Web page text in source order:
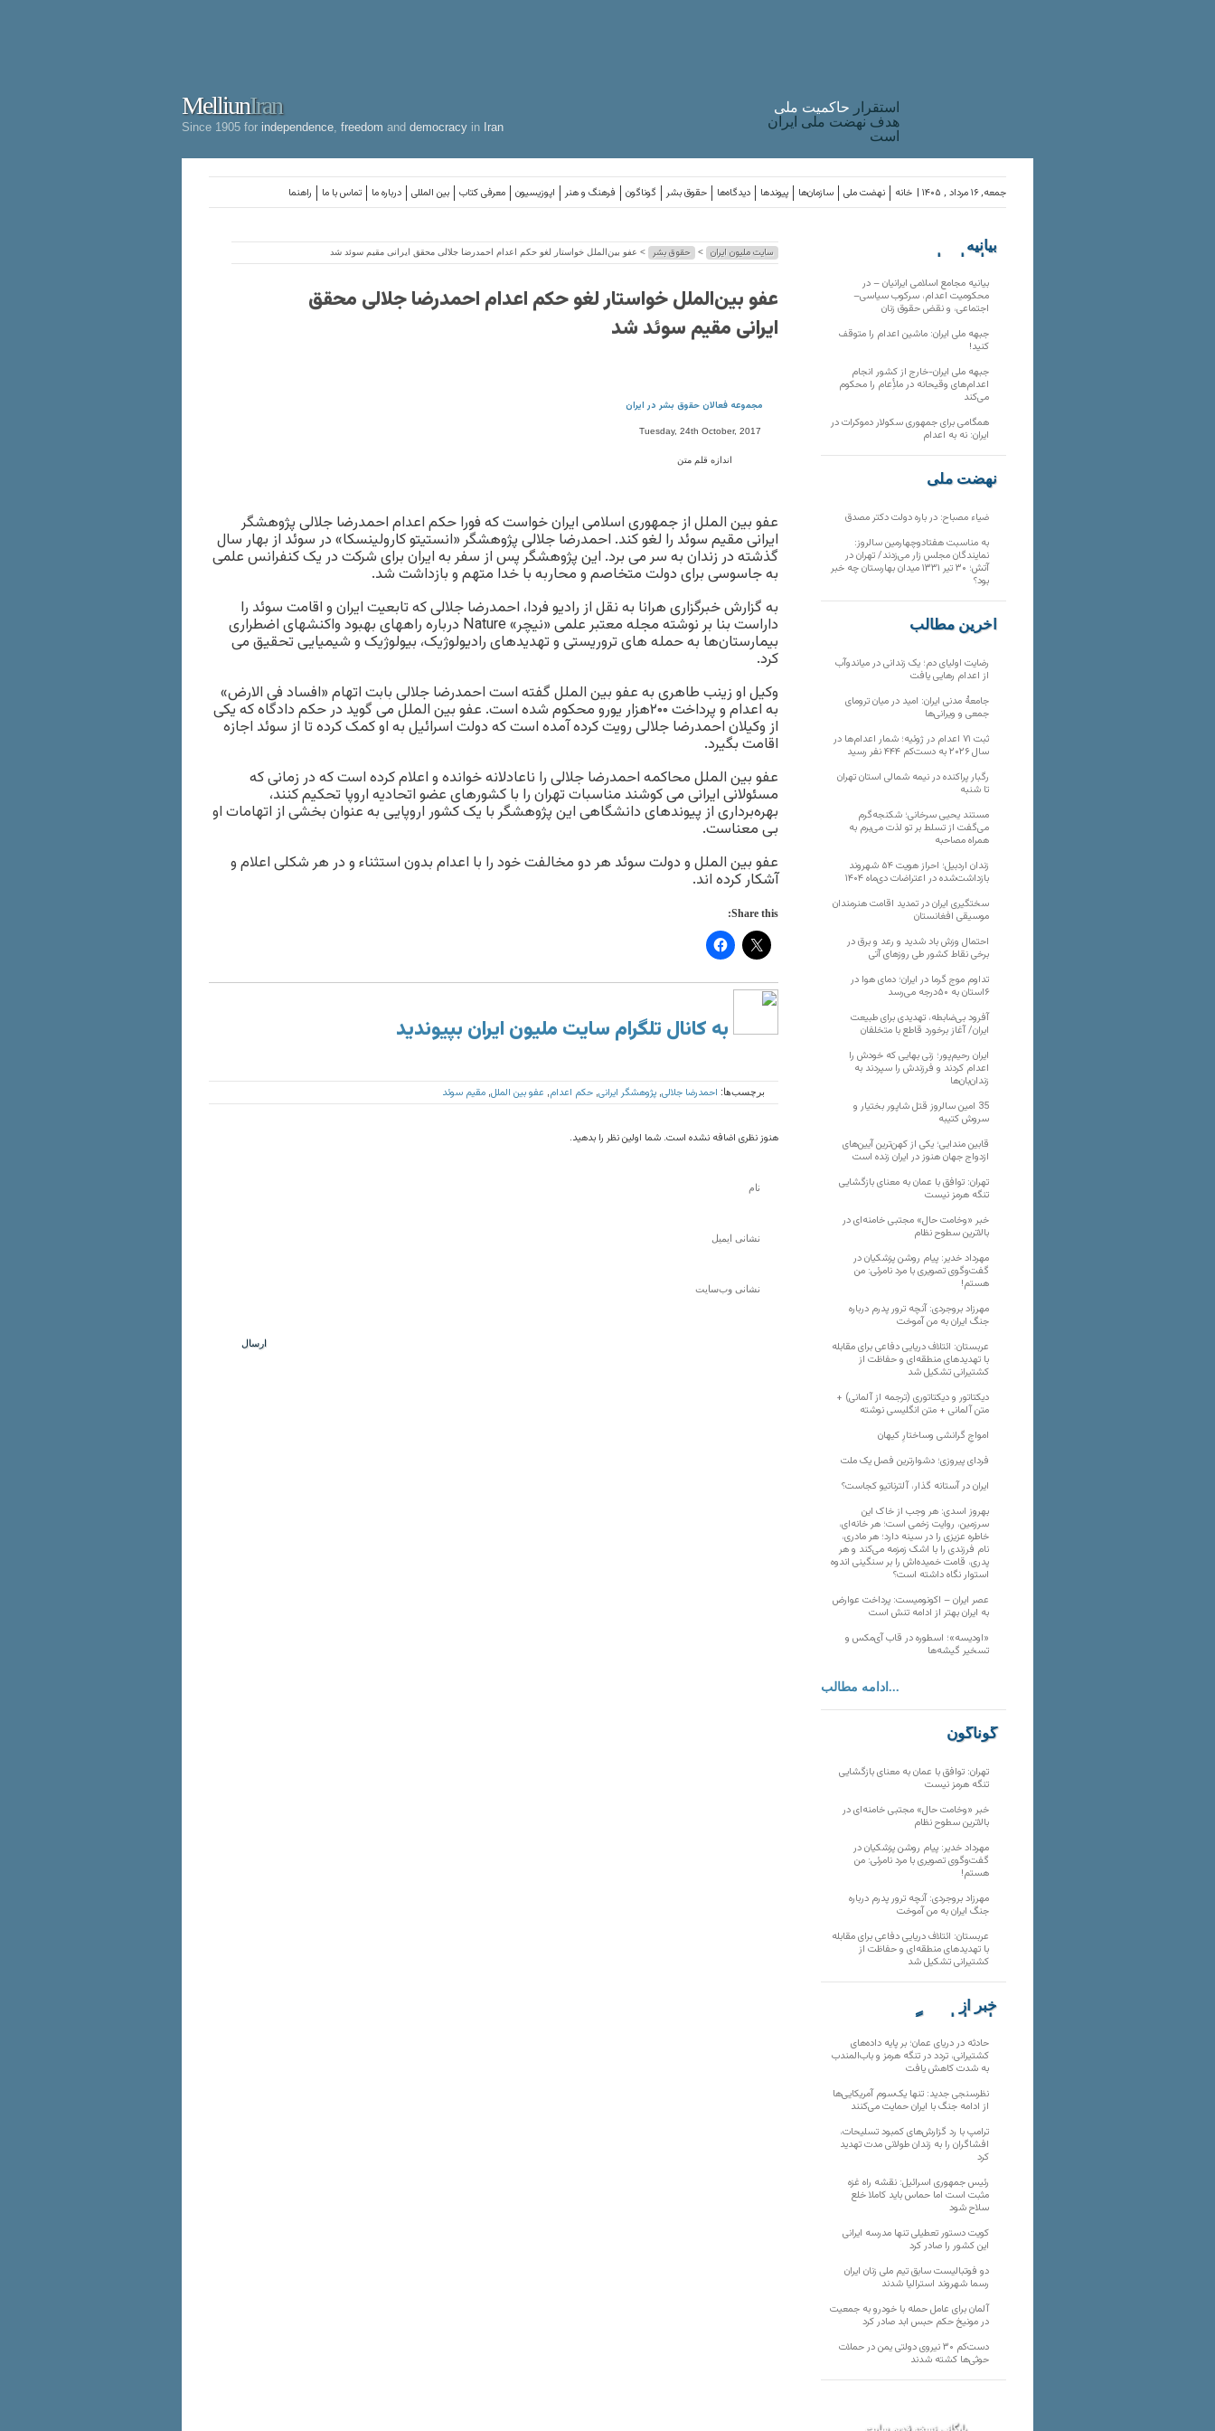
MelliunIran
Since 1905 for independence freedom and democracy in Iran
استقرار حاکميت ملی
هدف نهضت ملی ایران
است
راهنما تماس با ما درباره ما بین المللی معرفی کتاب اپوزیسیون فرهنگ و هنر گوناگون حقوق بشر دیدگاه‌ها پیوندها سازمان‌ها نهضت ملی خانه جمعه, ۱۶ مرداد , ۱۴۰۵ |
سایت ملیون ایران > حقوق بشر > عفو بین‌الملل خواستار لغو حکم اعدام احمدرضا جلالی محقق ایرانی مقیم سوئد شد
عفو بین‌الملل خواستار لغو حکم اعدام احمدرضا جلالی محقق
ایرانی مقیم سوئد شد
مجموعه فعالان حقوق بشر در ایران
Tuesday, 24th October, 2017
اندازه قلم متن
عفو بین الملل از جمهوری اسلامی ایران خواست که فورا حکم اعدام احمدرضا جلالی پژوهشگر
ایرانی مقیم سوئد را لغو کند. احمدرضا جلالی پژوهشگر «انستیتو کارولینسکا» در سوئد از بهار سال
گذشته در زندان به سر می برد. این پژوهشگر پس از سفر به ایران برای شرکت در یک کنفرانس علمی
به جاسوسی برای دولت متخاصم و محاربه با خدا متهم و بازداشت شد.
به گزارش خبرگزاری هرانا به نقل از رادیو فردا، احمدرضا جلالی که تابعیت ایران و اقامت سوئد را
داراست بنا بر نوشته مجله معتبر علمی «نیچر» Nature درباره راههای بهبود واکنشهای اضطراری
بیمارستان‌ها به حمله های تروریستی و تهدیدهای رادیولوژیک، بیولوژیک و شیمیایی تحقیق می
کرد.
وکیل او زینب طاهری به عفو بین الملل گفته است احمدرضا جلالی بابت اتهام «افساد فی الارض»
به اعدام و پرداخت ۲۰۰هزار یورو محکوم شده است. عفو بین الملل می گوید در حکم دادگاه که یکی
از وکیلان احمدرضا جلالی رویت کرده آمده است که دولت اسرائیل به او کمک کرده تا از سوئد اجازه
اقامت بگیرد.
عفو بین الملل محاکمه احمدرضا جلالی را ناعادلانه خوانده و اعلام کرده است که در زمانی که
مسئولانی ایرانی می کوشند مناسبات تهران را با کشورهای عضو اتحادیه اروپا تحکیم کنند،
بهره‌برداری از پیوندهای دانشگاهی این پژوهشگر با یک کشور اروپایی به عنوان بخشی از اتهامات او
بی معناست.
عفو بین الملل و دولت سوئد هر دو مخالفت خود را با اعدام بدون استثناء و در هر شکلی اعلام و
آشکار کرده اند.
Share this:
به کانال تلگرام سایت ملیون ایران بپیوندید
برچسب‌ها: احمدرضا جلالی پژوهشگر ایرانی حکم اعدام عفو بین الملل مقیم سوئد
هنوز نظری اضافه نشده است. شما اولین نظر را بدهید.
بیانیه
سازمان‌های
بیانیه مجامع اسلامی ایرانیان – در
محکومیت اعدام، سرکوب سیاسی–
اجتماعی، و نقض حقوق زنان
جبهه ملی ایران: ماشین اعدام را متوقف
کنید!
جبهه ملی ایران-خارج از کشور انجام
اعدام‌های وقیحانه در ملأِعام را محکوم
می‌کند
همگامی برای جمهوری سکولار دموکرات در
ایران: نه به اعدام
نهضت ملی
ضیاء مصباح: در باره دولت دکتر مصدق
به مناسبت هفتادوچهارمین سالروز:
نمایندگان مجلس زار می‌زدند/ تهران در
آتش؛ ۳۰ تیر ۱۳۳۱ میدان بهارستان چه خبر
بود؟
آخرین مطالب
رضایت اولیای دم؛ یک زندانی در میاندوآب
از اعدام رهایی یافت
جامعهٔ مدنی ایران: امید در میان ترومای
جمعی و ویرانی‌ها
ثبت ۷۱ اعدام در ژوئیه؛ شمار اعدام‌ها در
سال ۲۰۲۶ به دست‌کم ۴۴۴ نفر رسید
رگبار پراکنده در نیمه شمالی استان تهران
تا شنبه
مستند یحیی سرخانی؛ شکنجه‌گرم
می‌گفت از تسلط بر تو لذت می‌برم به
همراه مصاحبه
زندان اردبیل؛ احراز هویت ۵۴ شهروند
بازداشت‌شده در اعتراضات دی‌ماه ۱۴۰۴
سختگیری ایران در تمدید اقامت هنرمندان
موسیقی افغانستان
احتمال وزش باد شدید و رعد و برق در
برخی نقاط کشور طی روزهای آتی
تداوم موج گرما در ایران؛ دمای هوا در
۶استان به ۵۰درجه می‌رسد
آفرود بی‌ضابطه، تهدیدی برای طبیعت
ایران/ آغاز برخورد قاطع با متخلفان
ایران رحیم‌پور؛ زنی بهایی که خودش را
اعدام کردند و فرزندش را سپردند به
زندان‌بان‌ها
35 امین سالروز قتل شاپور بختیار و
سروش کتیبه
قابین مندایی؛ یکی از کهن‌ترین آیین‌های
ازدواج جهان هنوز در ایران زنده است
تهران: توافق با عمان به معنای بازگشایی
تنگه هرمز نیست
خبر «وخامت حال» مجتبی خامنه‌ای در
بالاترین سطوح نظام
مهرداد خدیر: پیام روشن پزشکیان در
گفت‌و‌گوی تصویری با مرد نامرئی: من
هستم!
مهرزاد بروجردی: آنچه ترور پدرم درباره
جنگ ایران به من آموخت
عربستان: ائتلاف دریایی دفاعی برای مقابله
با تهدیدهای منطقه‌ای و حفاظت از
کشتیرانی تشکیل شد
دیکتاتور و دیکتاتوری (ترجمه از آلمانی) +
متن آلمانی + متن انگلیسی نوشته
‌امواجِ گرانشی وساختارِ کیهان
فردای پیروزی؛ دشوارترین فصل یک ملت
ایران در آستانه گذار، آلترناتیو کجاست؟
بهروز اسدی: هر وجب از خاک‌ این
سرزمین، روایت زخمی است؛ هر خانه‌ای،
خاطره عزیزی را در سینه دارد؛ هر مادری،
نام فرزندی را با اشک زمزمه می‌کند و هر
پدری، قامت خمیده‌اش را بر سنگینی اندوه
استوار نگاه داشته است؟
عصر ایران – اکونومیست: پرداخت عوارض
به ایران بهتر از ادامه تنش است
«اودیسه»؛ اسطوره در قاب آی‌مکس و
تسخیر گیشه‌ها
ادامه مطالب...
گوناگون
تهران: توافق با عمان به معنای بازگشایی
تنگه هرمز نیست
خبر «وخامت حال» مجتبی خامنه‌ای در
بالاترین سطوح نظام
مهرداد خدیر: پیام روشن پزشکیان در
گفت‌و‌گوی تصویری با مرد نامرئی: من
هستم!
مهرزاد بروجردی: آنچه ترور پدرم درباره
جنگ ایران به من آموخت
عربستان: ائتلاف دریایی دفاعی برای مقابله
با تهدیدهای منطقه‌ای و حفاظت از
کشتیرانی تشکیل شد
خبر از
تارنماهای دیگر
حادثه در دریای عمان؛ بر پایه داده‌های
کشتیرانی، تردد در تنگه هرمز و باب‌المندب
به شدت کاهش یافت
نظرسنجی جدید: تنها یک‌سوم آمریکایی‌ها
از ادامه جنگ با ایران حمایت می‌کنند
ترامپ با رد گزارش‌های کمبود تسلیحات،
افشاگران را به زندان طولانی مدت تهدید
کرد
رئیس‌ جمهوری اسرائیل: نقشه راه غزه
مثبت است اما حماس باید کاملا خلع
سلاح شود
کویت دستور تعطیلی تنها مدرسه ایرانی
این کشور را صادر کرد
دو فوتبالیست سابق تیم ملی زنان ایران
رسما شهروند استرالیا شدند
آلمان برای عامل حمله با خودرو به جمعیت
در مونیخ حکم حبس ابد صادر کرد
دست‌کم ۳۰ نیروی دولتی یمن در حملات
حوثی‌ها کشته شدند
بایگانی نسخه قدیم سایت